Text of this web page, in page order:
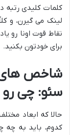
کلمات کلیدی رتبه
لینک می گیرن، و
نقاط قوت اونا رو
برای خودتون بکنید.
سئو: چی رو
حالا که ابعاد
کدوم، باید به چه